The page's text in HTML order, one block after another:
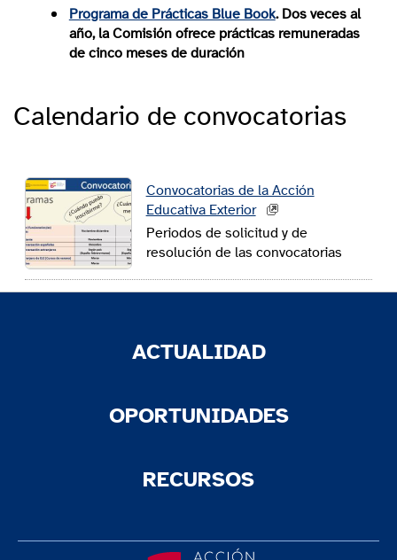
Programa de Prácticas Blue Book. Dos veces al
año, la Comisión ofrece prácticas remuneradas
de cinco meses de duración
Calendario de convocatorias
Convocatorias de la Acción
Educativa Exterior
Periodos de solicitud y de
resolución de las convocatorias
ACTUALIDAD
OPORTUNIDADES
RECURSOS